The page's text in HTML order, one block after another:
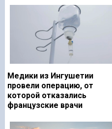
Медики из Ингушетии
провели операцию, от
которой отказались
французские врачи